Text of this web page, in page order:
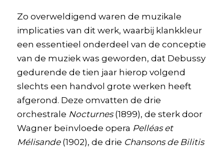
Zo overweldigend waren de muzikale
implicaties van dit werk, waarbij klankkleur
een essentieel onderdeel van de conceptie
van de muziek was geworden, dat Debussy
gedurende de tien jaar hierop volgend
slechts een handvol grote werken heeft
afgerond. Deze omvatten de drie
orchestrale Nocturnes(1899), de sterk door
Wagner beïnvloede opera Pelléas et
Mélisande(1902), de drie Chansons de Bilitis